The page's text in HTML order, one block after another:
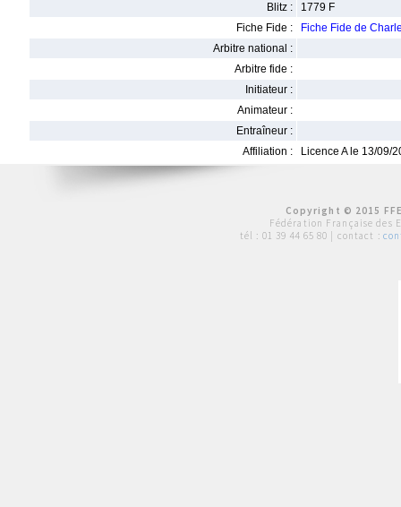
Blitz :
1779 F
Fiche Fide :
Fiche Fide de
Arbitre national :
Arbitre fide :
Initiateur :
Animateur :
Entraîneur :
Affiliation :
Licence A le 13/09/
Copyright © 2015
Fédération Française des
tél : 01 39 44 65 80 | contact :